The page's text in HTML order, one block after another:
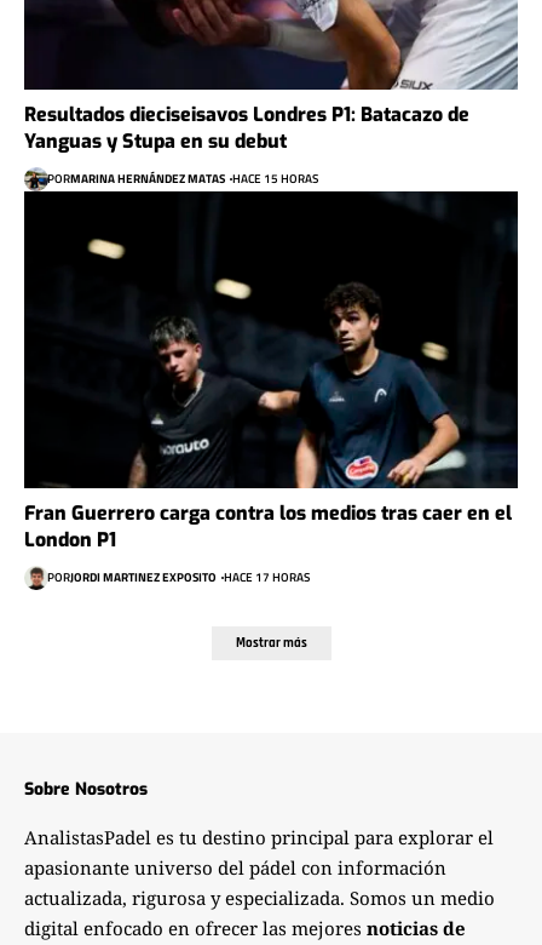
Resultados dieciseisavos Londres P1: Batacazo de
Yanguas y Stupa en su debut
PORMARINA HERNÁNDEZ MATAS HACE 15 HORAS
Fran Guerrero carga contra los medios tras caer en el
London P1
PORJORDI MARTINEZ EXPOSITO HACE 17 HORAS
Mostrar más
Sobre Nosotros
AnalistasPadel es tu destino principal para explorar el
apasionante universo del pádel con información
actualizada, rigurosa y especializada. Somos un medio
digital enfocado en ofrecer las mejores noticias de